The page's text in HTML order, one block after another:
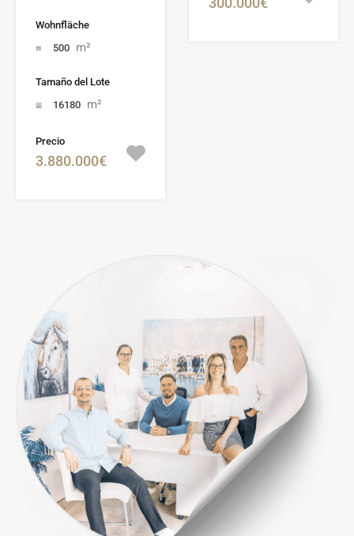
Wohnfläche
500 m²
Tamaño del Lote
16180 m²
Precio
3.880.000€